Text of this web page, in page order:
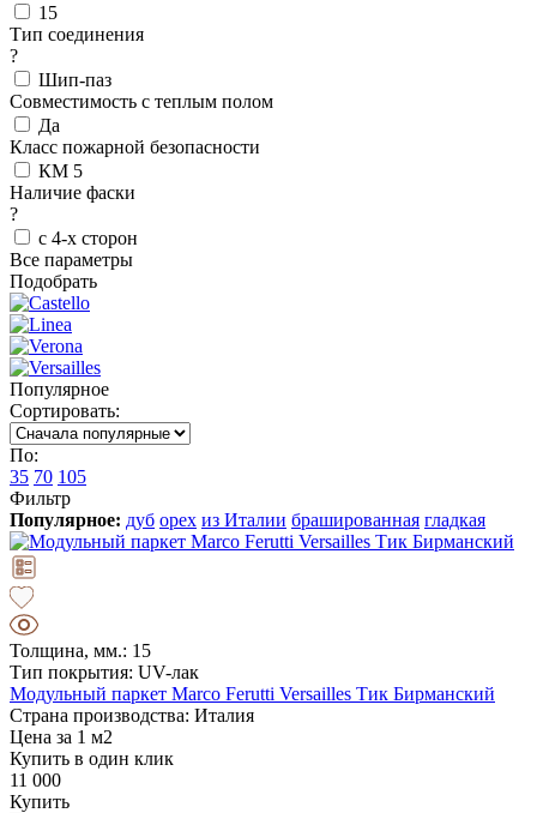
15
Тип соединения
?
Шип-паз
Совместимость с теплым полом
Да
Класс пожарной безопасности
КМ 5
Наличие фаски
?
с 4-х сторон
Все параметры
Подобрать
Популярное
Сортировать:
По:
35 70 105
Фильтр
Популярное: дуб орех из Италии брашированная гладкая
Толщина, мм.: 15
Тип покрытия: UV-лак
Модульный паркет Marco Ferutti Versailles Тик Бирманский
Страна производства: Италия
Цена за 1 м2
Купить в один клик
11 000
Купить